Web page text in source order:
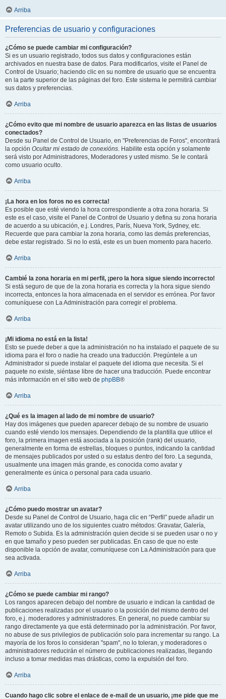
Arriba
Preferencias de usuario y configuraciones
¿Cómo se puede cambiar mi configuración?
Si es un usuario registrado, todos sus datos y configuraciones están
archivados en nuestra base de datos. Para modificarlos, visite el Panel de
Control de Usuario; haciendo clic en su nombre de usuario que se encuentra
en la parte superior de las páginas del foro. Este sistema le permitirá cambiar
sus datos y preferencias.
Arriba
¿Cómo evito que mi nombre de usuario aparezca en las listas de usuarios
conectados?
Desde su Panel de Control de Usuario, en "Preferencias de Foros", encontrará
la opción Ocultar mi estado de conexións. Habilite esta opción y solamente
será visto por Administradores, Moderadores y usted mismo. Se le contará
como usuario oculto.
Arriba
¡La hora en los foros no es correcta!
Es posible que esté viendo la hora correspondiente a otra zona horaria. Si
este es el caso, visite el Panel de Control de Usuario y defina su zona horaria
de acuerdo a su ubicación, e.j. Londres, París, Nueva York, Sydney, etc.
Recuerde que para cambiar la zona horaria, como las demás preferencias,
debe estar registrado. Si no lo está, este es un buen momento para hacerlo.
Arriba
Cambié la zona horaria en mi perfil, ¡pero la hora sigue siendo incorrecto!
Si está seguro de que de la zona horaria es correcta y la hora sigue siendo
incorrecta, entonces la hora almacenada en el servidor es errónea. Por favor
comuníquese con La Administración para corregir el problema.
Arriba
¡Mi idioma no está en la lista!
Esto se puede deber a que la administración no ha instalado el paquete de su
idioma para el foro o nadie ha creado una traducción. Pregúntele a un
Administrador si puede instalar el paquete del idioma que necesita. Si el
paquete no existe, siéntase libre de hacer una traducción. Puede encontrar
más información en el sitio web de phpBB®
Arriba
¿Qué es la imagen al lado de mi nombre de usuario?
Hay dos imágenes que pueden aparecer debajo de su nombre de usuario
cuando esté viendo los mensajes. Dependiendo de la plantilla que utilice el
foro, la primera imagen está asociada a la posición (rank) del usuario,
generalmente en forma de estrellas, bloques o puntos, indicando la cantidad
de mensajes publicados por usted o su estatus dentro del foro. La segunda,
usualmente una imagen más grande, es conocida como avatar y
generalmente es única o personal para cada usuario.
Arriba
¿Cómo puedo mostrar un avatar?
Desde su Panel de Control de Usuario, haga clic en “Perfil” puede añadir un
avatar utilizando uno de los siguientes cuatro métodos: Gravatar, Galería,
Remoto o Subida. Es la administración quien decide si se pueden usar o no y
en que tamaño y peso pueden ser publicadas. En caso de que no este
disponible la opción de avatar, comuníquese con La Administración para que
sea activada.
Arriba
¿Cómo se puede cambiar mi rango?
Los rangos aparecen debajo del nombre de usuario e indican la cantidad de
publicaciones realizadas por el usuario o la posición del mismo dentro del
foro, e.j. moderadores y administradores. En general, no puede cambiar su
rango directamente ya que está determinado por la administración. Por favor,
no abuse de sus privilegios de publicación solo para incrementar su rango. La
mayoría de los foros lo consideran "spam", no lo toleran, y moderadores o
administradores reducirán el número de publicaciones realizadas, llegando
incluso a tomar medidas mas drásticas, como la expulsión del foro.
Arriba
Cuando hago clic sobre el enlace de e-mail de un usuario, ¡me pide que me